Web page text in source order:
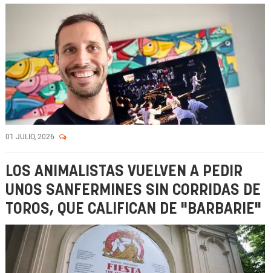
01 JULIO, 2026
LOS ANIMALISTAS VUELVEN A PEDIR
UNOS SANFERMINES SIN CORRIDAS DE
TOROS, QUE CALIFICAN DE "BARBARIE"